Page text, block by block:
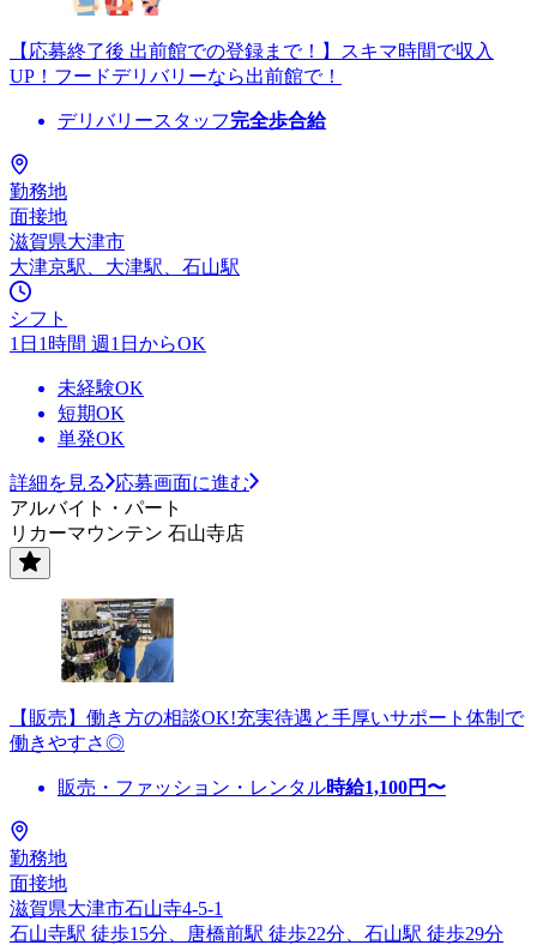
【応募終了後 出前館での登録まで！】スキマ時間で収入
UP！フードデリバリーなら出前館で！
デリバリースタッフ完全歩合給
勤務地
面接地
滋賀県大津市
大津京駅、大津駅、石山駅
シフト
1日1時間 週1日からOK
未経験OK
短期OK
単発OK
詳細を見る
応募画面に進む
アルバイト・パート
リカーマウンテン 石山寺店
【販売】働き方の相談OK!充実待遇と手厚いサポート体制で
働きやすさ◎
販売・ファッション・レンタル時給1,100円〜
勤務地
面接地
滋賀県大津市石山寺4-5-1
石山寺駅 徒歩15分、唐橋前駅 徒歩22分、石山駅 徒歩29分